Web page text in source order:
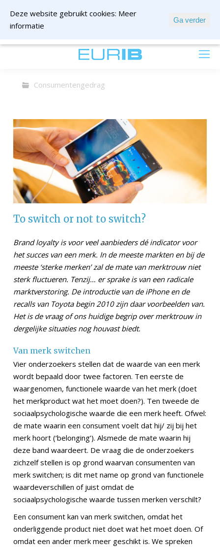
Consumentengedrag
To switch or not to switch?
Brand loyalty is voor veel aanbieders dé indicator voor
het succes van een merk. In de meeste markten en bij de
meeste ‘sterke merken’ zal de mate van merktrouw niet
sterk fluctueren. Tenzij… er sprake is van een radicale
marktverstoring. De introductie van de iPhone en de
recalls van Toyota begin 2010 zijn daar voorbeelden van.
Het is de vraag of ons huidige begrip over merktrouw in
dergelijke situaties nog houvast biedt.
Van merk switchen
Vier onderzoekers stellen dat de waarde van een merk
wordt bepaald door twee factoren. Ten eerste de
waargenomen, functionele waarde van het merk (doet
het merkproduct wat het moet doen?). Ten tweede de
sociaalpsychologische waarde die een merk heeft. Ofwel:
de mate waarin een consument voelt dat hij/ zij bij het
merk hoort (‘belonging’). Alsmede de mate waarin hij
deze band waardeert. De vraag die de onderzoekers
zichzelf stellen is op grond waarvan consumenten van
merk switchen; is dit met name op grond van functionele
waardeverschillen of juist omdat de
sociaalpsychologische waarde tussen merken verschilt?
Een consument kan van merk switchen, omdat het
onderliggende product niet doet wat het moet doen. Of
omdat een ander merk meer geschikt is. We spreken
Deze website gebruikt cookies: Meer
informatie
Ga verder